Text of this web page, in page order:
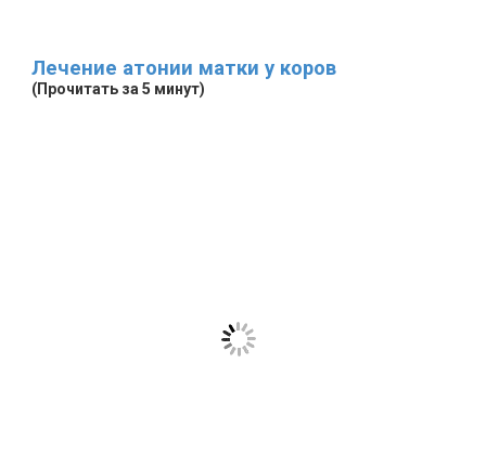
Лечение атонии матки у коров
(Прочитать за 5 минут)